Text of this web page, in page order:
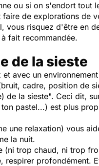
ou si on s'endort tout
de explorations de
vous risquez d'être en
fait recommandée.
de la sieste
avec un
cadre, position de
de la sieste". Ceci dit,
pastel...) est plus
une relaxation) vous
la nuit.
(ni trop chaud, ni trop
respirer profondément.